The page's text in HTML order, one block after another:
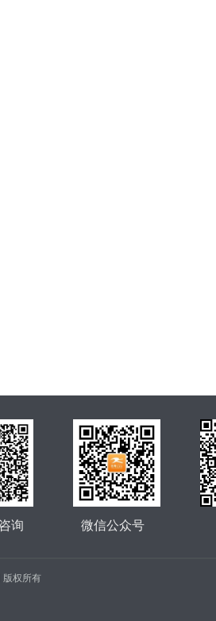
微信公众号
询
版权所有